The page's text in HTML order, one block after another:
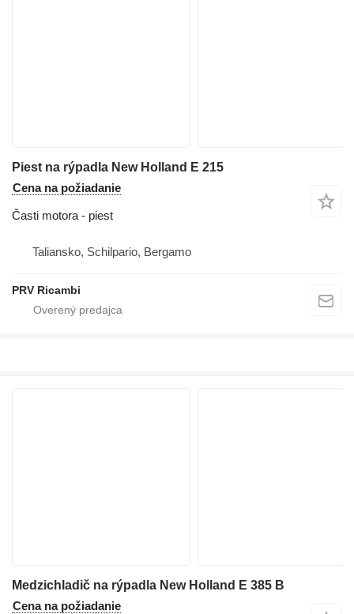
Piest na rýpadla New Holland E 215
Cena na požiadanie
Časti motora - piest
Taliansko, Schilpario, Bergamo
PRV Ricambi
Medzichladič na rýpadla New Holland E 385 B
Cena na požiadanie